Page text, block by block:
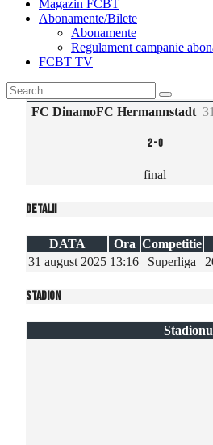
Magazin FCBT
Abonamente/Bilete
Abonamente
Regulament campanie
FCBT TV
FC DinamoFC Hermannstadt
2-0
final
Detalii
DATA Ora Competitie
31 august 2025 13:16 Superliga
Stadion